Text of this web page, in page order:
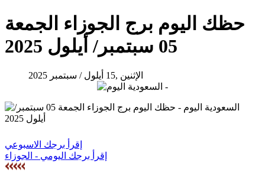
حظك اليوم برج الجوزاء الجمعة
05 سبتمبر/ أيلول 2025
الإثنين ,15 أيلول / سبتمبر 2025
إقرأ برجك الاسبوعي
إقرأ برجك اليومي - الجوزاء